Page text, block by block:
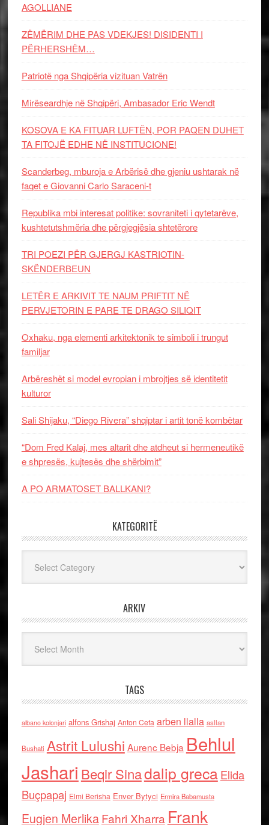
AGOLLIANE
ZËMËRIM DHE PAS VDEKJES! DISIDENTI I
PËRHERSHËM…
Patriotë nga Shqipëria vizituan Vatrën
Mirëseardhje në Shqipëri, Ambasador Eric Wendt
KOSOVA E KA FITUAR LUFTËN, POR PAQEN DUHET
TA FITOJË EDHE NË INSTITUCIONE!
Scanderbeg, mburoja e Arbërisë dhe gjeniu ushtarak në
faqet e Giovanni Carlo Saraceni-t
Republika mbi interesat politike: sovraniteti i qytetarëve,
kushtetutshmëria dhe përgjegjësia shtetërore
TRI POEZI PËR GJERGJ KASTRIOTIN-
SKËNDERBEUN
LETËR E ARKIVIT TE NAUM PRIFTIT NË
PERVJETORIN E PARE TE DRAGO SILIQIT
Oxhaku, nga elementi arkitektonik te simboli i trungut
familjar
Arbëreshët si model evropian i mbrojtjes së identitetit
kulturor
Sali Shijaku, “Diego Rivera” shqiptar i artit tonë kombëtar
“Dom Fred Kalaj, mes altarit dhe atdheut si hermeneutikë
e shpresës, kujtesës dhe shërbimit”
A PO ARMATOSET BALLKANI?
KATEGORITË
ARKIV
TAGS
albano kolonjari alfons Grishaj Anton Cefa arben llalla asllan
Bushati Astrit Lulushi Aurenc Bebja Behlul
Jashari Beqir Sinadalip grecaElida
Buçpapaj Elmi Berisha Enver Bytyci Ermira Babamusta
Eugjen MerlikaFahri Xharra Frank